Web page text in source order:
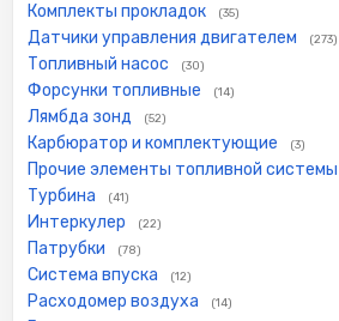
Комплекты прокладок (35)
Датчики управления двигателем (273)
Топливный насос (30)
Форсунки топливные (14)
Лямбда зонд (52)
Карбюратор и комплектующие (3)
Прочие элементы топливной системы
Турбина (41)
Интеркулер (22)
Патрубки (78)
Система впуска (12)
Расходомер воздуха (14)